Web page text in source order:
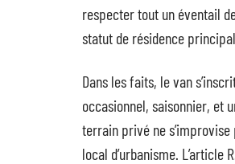
respecter tout un éventail
statut de résidence
Dans les faits, le van
occasionnel, saisonnier, et
terrain privé ne
local d’urbanisme. L’article